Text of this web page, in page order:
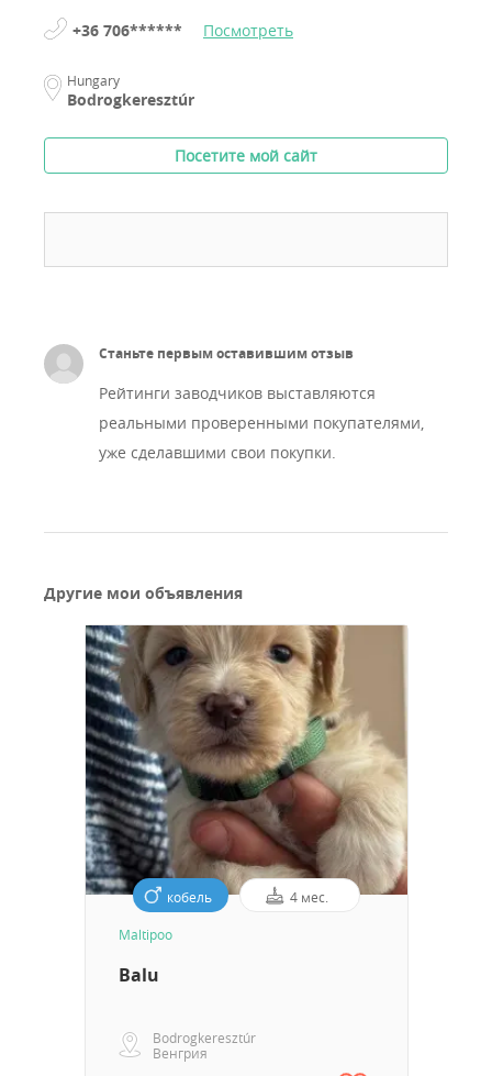
+36 706****** Посмотреть
Hungary
Bodrogkeresztúr
Посетите мой сайт
Станьте первым оставившим отзыв
Рейтинги заводчиков выставляются
реальными проверенными покупателями,
уже сделавшими свои покупки.
Другие мои объявления
кобель 4 мес.
Maltipoo
Balu
Bodrogkeresztúr
Венгрия